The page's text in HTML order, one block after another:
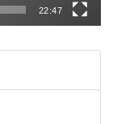
22:47